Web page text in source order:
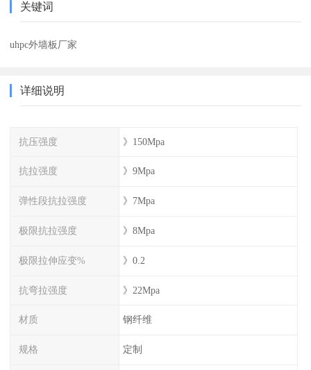
关键词
uhpc外墙板厂家
详细说明
抗压强度 》150Mpa
抗拉强度 》9Mpa
弹性段抗拉强度 》7Mpa
极限抗拉强度 》8Mpa
极限拉伸应变% 》0.2
抗弯拉强度 》22Mpa
材质 钢纤维
规格 定制